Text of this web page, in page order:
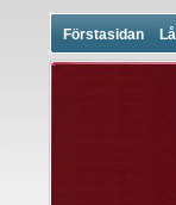
Förstasidan